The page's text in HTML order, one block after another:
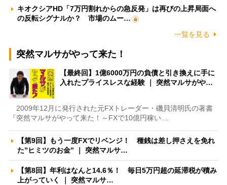
キオクシアHD「7万円割れからの急反発」は再びの上昇局面へ
の反転シグナルか？ 市場のムー…
一覧を見る
突然マルサがやって来た！
【最終回】1億6000万円の負債と引き換えに手に
入れたプライスレスな経験 ｜ 突然マルサがや…
2009年12月に発行された元FXトレーダー・磯貝清明氏の著書
『突然マルサがやって来た！～FXで10億円稼い…
【第9回】もう一度FXでリベンジ！ 種銭は差し押さえを免れ
た”ヒミツのお金” ｜ 突然マルサ…
【第8回】年利はなんと14.6％！ 毎日5万円超の延滞税が積み
上がっていく ｜ 突然マルサ…